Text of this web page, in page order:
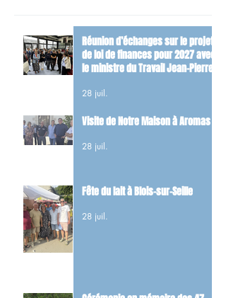
Réunion d’échanges sur le projet
de loi de finances pour 2027 avec
le ministre du Travail Jean-Pierre
28 juil.
Visite de Notre Maison à Aromas
28 juil.
Fête du lait à Blois-sur-Seille
28 juil.